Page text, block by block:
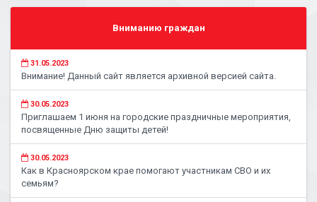
Вниманию граждан
31.05.2023
Внимание! Данный сайт является архивной версией сайта.
30.05.2023
Приглашаем 1 июня на городские праздничные мероприятия,
посвященные Дню защиты детей!
30.05.2023
Как в Красноярском крае помогают участникам СВО и их
семьям?